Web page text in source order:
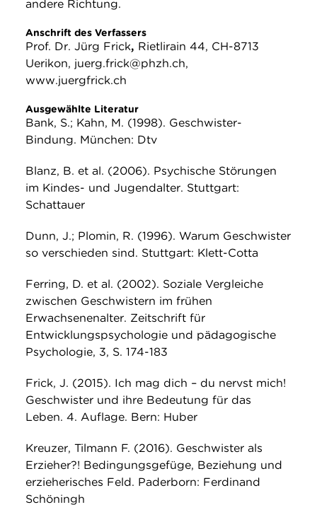
andere Richtung.
Anschrift des Verfassers
Prof. Dr. Jürg Frick, Rietlirain 44, CH-8713
Uerikon, juerg.frick@phzh.ch,
www.juergfrick.ch
Ausgewählte Literatur
Bank, S.; Kahn, M. (1998). Geschwister-
Bindung. München: Dtv
Blanz, B. et al. (2006). Psychische Störungen
im Kindes- und Jugendalter. Stuttgart:
Schattauer
Dunn, J.; Plomin, R. (1996). Warum Geschwister
so verschieden sind. Stuttgart: Klett-Cotta
Ferring, D. et al. (2002). Soziale Vergleiche
zwischen Geschwistern im frühen
Erwachsenenalter. Zeitschrift für
Entwicklungspsychologie und pädagogische
Psychologie, 3, S. 174-183
Frick, J. (2015). Ich mag dich – du nervst mich!
Geschwister und ihre Bedeutung für das
Leben. 4. Auflage. Bern: Huber
Kreuzer, Tilmann F. (2016). Geschwister als
Erzieher?! Bedingungsgefüge, Beziehung und
erzieherisches Feld. Paderborn: Ferdinand
Schöningh